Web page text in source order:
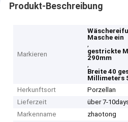
Produkt-Beschreibung
Markieren
Masche ein
,
gestrickte
290mm
,
Breite 40
Millimeters
Herkunftsort
Porzellan
Lieferzeit
über 7-
Markenname
zhaotong